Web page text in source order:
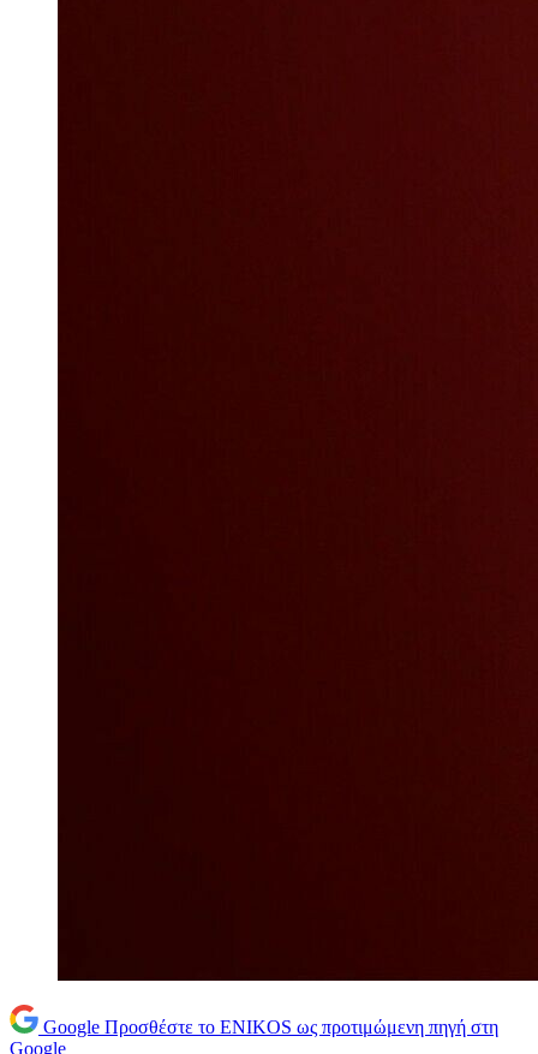
Google Προσθέστε το ENIKOS ως προτιμώμενη πηγή στη
Google